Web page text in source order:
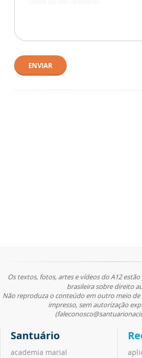
ENVIAR
Os textos, fotos, artes e vídeos do A12
brasileira sobre direito
Não reproduza o conteúdo em outro meio
impresso, sem autorização
Santuário
academia marial